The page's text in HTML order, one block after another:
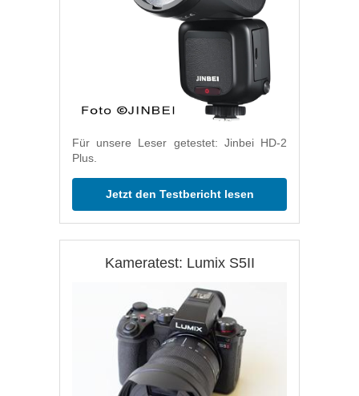
Für unsere Leser getestet: Jinbei HD-2
Plus.
Jetzt den Testbericht lesen
Kameratest: Lumix S5II